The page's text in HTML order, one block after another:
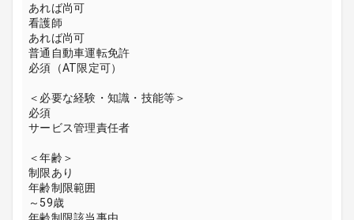
あれば尚可
看護師
あれば尚可
普通自動車運転免許
必須（AT限定可）
＜必要な経験・知識・技能等＞
必須
サービス管理責任者
＜年齢＞
制限あり
年齢制限範囲
～59歳
年齢制限該当事由